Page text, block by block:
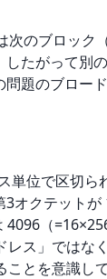
次のブロック
したがって別
題のブロー
単位で区切ら
オクテットが
（
レス」ではな
とを意識して